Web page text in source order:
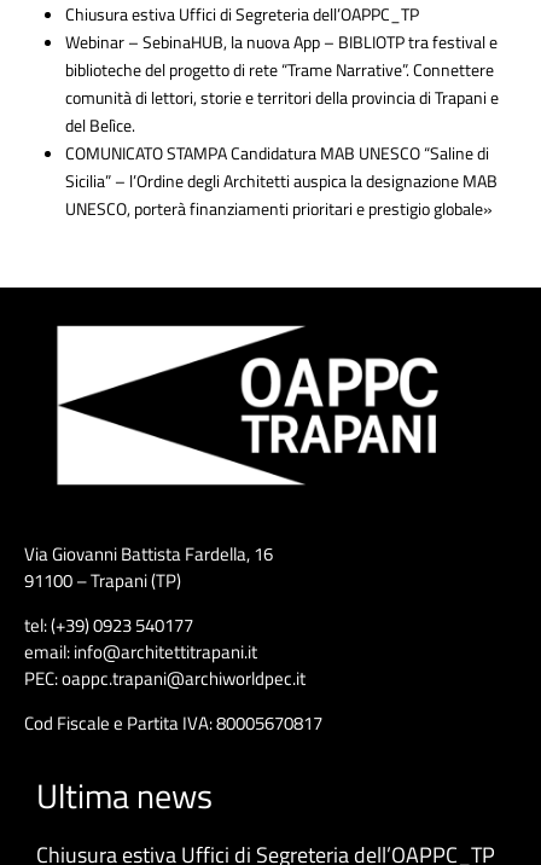
Chiusura estiva Uffici di Segreteria dell’OAPPC_TP
Webinar – SebinaHUB, la nuova App – BIBLIOTP tra festival e
biblioteche del progetto di rete “Trame Narrative”. Connettere
comunità di lettori, storie e territori della provincia di Trapani e
del Belìce.
COMUNICATO STAMPA Candidatura MAB UNESCO “Saline di
Sicilia” – l’Ordine degli Architetti auspica la designazione MAB
UNESCO, porterà finanziamenti prioritari e prestigio globale»
Via Giovanni Battista Fardella, 16
91100 – Trapani (TP)
tel: (+39) 0923 540177
email: info@architettitrapani.it
PEC: oappc.trapani@archiworldpec.it
Cod Fiscale e Partita IVA: 80005670817
Ultima news
Chiusura estiva Uffici di Segreteria dell’OAPPC_TP